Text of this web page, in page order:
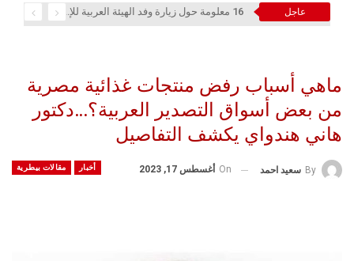
عاجل 16 معلومة حول زيارة وفد الهيئة العربية للإستثمار والإنماء الزراعي إلي السعودية
ماهي أسباب رفض منتجات غذائية مصرية
من بعض أسواق التصدير العربية؟…دكتور
هاني هندواي يكشف التفاصيل
أخبار مقالات بيطرية By سعيد احمد On أغسطس 17, 2023